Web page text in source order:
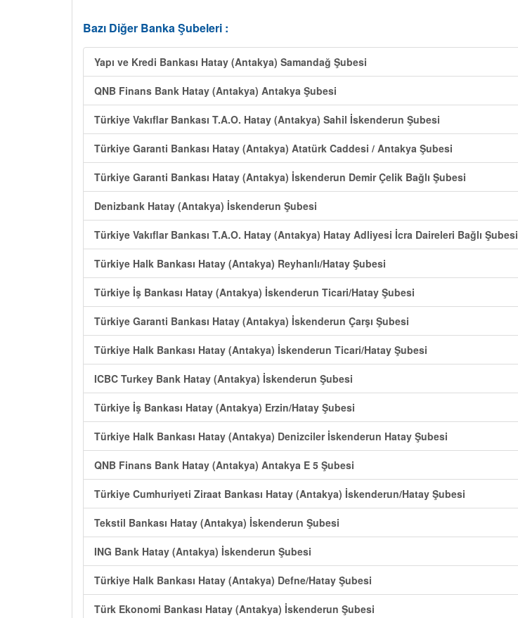
Bazı Diğer Banka Şubeleri :
Yapı ve Kredi Bankası Hatay (Antakya) Samandağ Şubesi
QNB Finans Bank Hatay (Antakya) Antakya Şubesi
Türkiye Vakıflar Bankası T.A.O. Hatay (Antakya) Sahil İskenderun Şubesi
Türkiye Garanti Bankası Hatay (Antakya) Atatürk Caddesi / Antakya Şubesi
Türkiye Garanti Bankası Hatay (Antakya) İskenderun Demir Çelik Bağlı Şubesi
Denizbank Hatay (Antakya) İskenderun Şubesi
Türkiye Vakıflar Bankası T.A.O. Hatay (Antakya) Hatay Adliyesi İcra Daireleri Bağlı Şubesi
Türkiye Halk Bankası Hatay (Antakya) Reyhanlı/Hatay Şubesi
Türkiye İş Bankası Hatay (Antakya) İskenderun Ticari/Hatay Şubesi
Türkiye Garanti Bankası Hatay (Antakya) İskenderun Çarşı Şubesi
Türkiye Halk Bankası Hatay (Antakya) İskenderun Ticari/Hatay Şubesi
ICBC Turkey Bank Hatay (Antakya) İskenderun Şubesi
Türkiye İş Bankası Hatay (Antakya) Erzin/Hatay Şubesi
Türkiye Halk Bankası Hatay (Antakya) Denizciler İskenderun Hatay Şubesi
QNB Finans Bank Hatay (Antakya) Antakya E 5 Şubesi
Türkiye Cumhuriyeti Ziraat Bankası Hatay (Antakya) İskenderun/Hatay Şubesi
Tekstil Bankası Hatay (Antakya) İskenderun Şubesi
ING Bank Hatay (Antakya) İskenderun Şubesi
Türkiye Halk Bankası Hatay (Antakya) Defne/Hatay Şubesi
Türk Ekonomi Bankası Hatay (Antakya) İskenderun Şubesi